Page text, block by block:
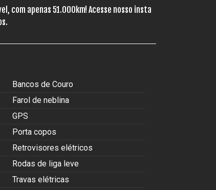
com apenas 51.000km! Acesse nosso insta
Bancos de Couro
Farol de neblina
GPS
Porta copos
Retrovisores elétricos
Rodas de liga leve
Travas elétricas